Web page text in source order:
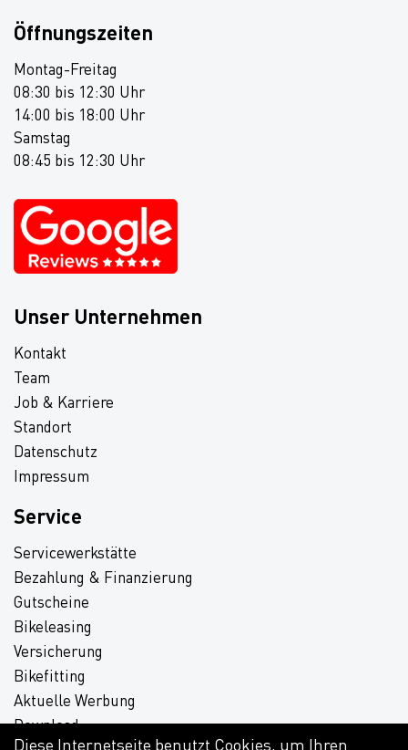
Öffnungszeiten
Montag-Freitag
08:30 bis 12:30 Uhr
14:00 bis 18:00 Uhr
Samstag
08:45 bis 12:30 Uhr
Unser Unternehmen
Kontakt
Team
Job & Karriere
Standort
Datenschutz
Impressum
Service
Servicewerkstätte
Bezahlung & Finanzierung
Gutscheine
Bikeleasing
Versicherung
Bikefitting
Aktuelle Werbung
Download
Diese Internetseite benutzt Cookies, um Ihren